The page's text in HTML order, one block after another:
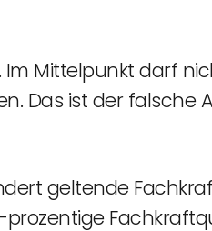
Mittelpunkt darf
Das ist der falsche
geltende